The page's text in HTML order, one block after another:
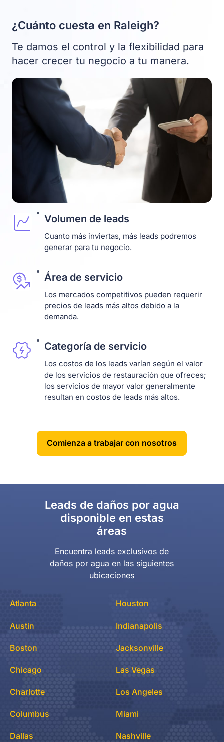
¿Cuánto cuesta en Raleigh?
Te damos el control y la flexibilidad para
hacer crecer tu negocio a tu manera.
Volumen de leads
Cuanto más inviertas, más leads podremos
generar para tu negocio.
Área de servicio
Los mercados competitivos pueden requerir
precios de leads más altos debido a la
demanda.
Categoría de servicio
Los costos de los leads varían según el valor
de los servicios de restauración que ofreces;
los servicios de mayor valor generalmente
resultan en costos de leads más altos.
Comienza a trabajar con nosotros
Leads de daños por agua
disponible en estas
áreas
Encuentra leads exclusivos de
daños por agua en las siguientes
ubicaciones
Atlanta
Austin
Boston
Chicago
Charlotte
Columbus
Dallas
Houston
Indianapolis
Jacksonville
Las Vegas
Los Angeles
Miami
Nashville